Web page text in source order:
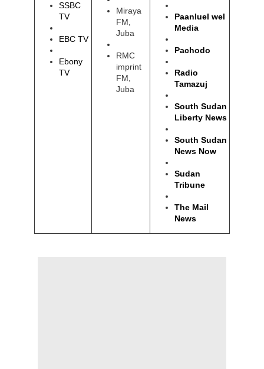
SSBC
TV
EBC TV
Ebony
TV
Miraya
FM,
Juba
RMC
imprint
FM,
Juba
Paanluel wel
Media
Pachodo
Radio
Tamazuj
South Sudan
Liberty News
South Sudan
News Now
Sudan
Tribune
The Mail
News